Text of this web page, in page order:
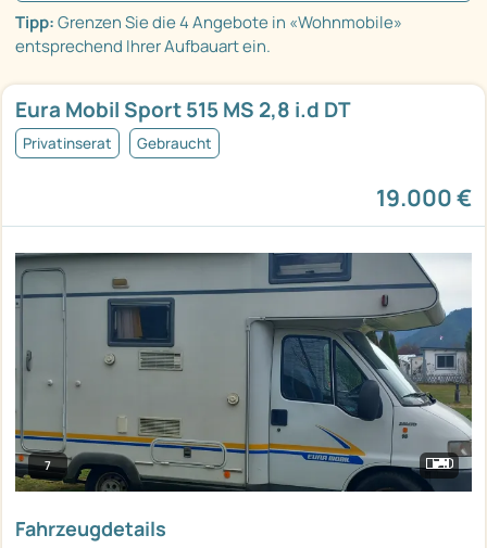
Tipp:Grenzen Sie die 4 Angebote in «Wohnmobile»
entsprechend Ihrer Aufbauart ein.
Eura Mobil Sport 515 MS 2,8 i.d DT
Privatinserat Gebraucht
19.000 €
7
Fahrzeugdetails